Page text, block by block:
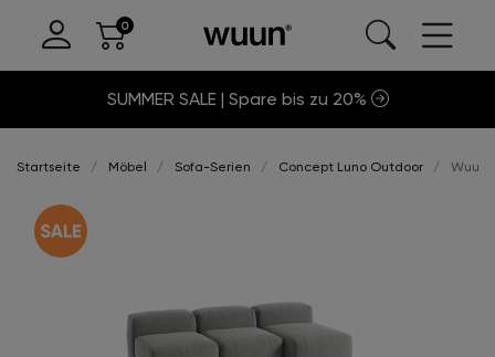
SUMMER SALE | Spare bis zu 20%
Startseite Möbel Sofa-Serien Concept Luno Outdoor